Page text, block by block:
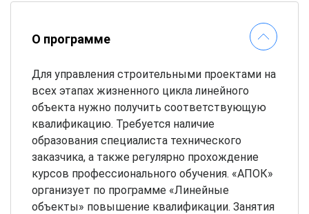
О программе
Для управления строительными проектами на
всех этапах жизненного цикла линейного
объекта нужно получить соответствующую
квалификацию. Требуется наличие
образования специалиста технического
заказчика, а также регулярно прохождение
курсов профессионального обучения. «АПОК»
организует по программе «Линейные
объекты» повышение квалификации. Занятия